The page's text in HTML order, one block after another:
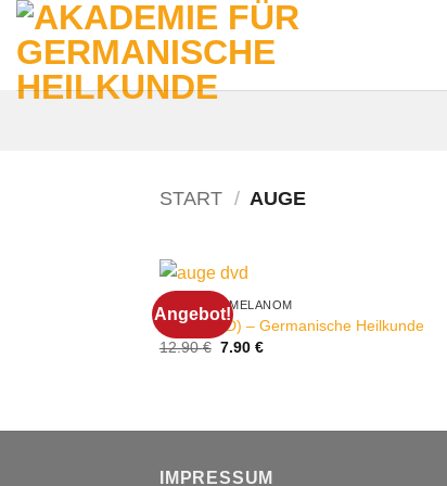
Zum
Inhalt
springen
START / AUGE
Angebot!
ADERHAUTMELANOM
Auge (DVD) – Germanische Heilkunde
12.90€ Ursprünglicher
7.90€Aktueller
IMPRESSUM